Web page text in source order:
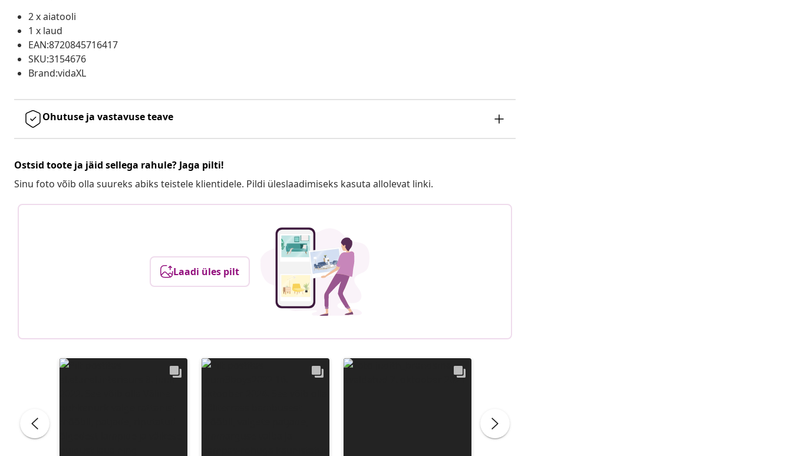
2 x aiatooli
1 x laud
EAN:8720845716417
SKU:3154676
Brand:vidaXL
Ohutuse ja vastavuse teave
Ostsid toote ja jäid sellega rahule? Jaga pilti!
Sinu foto võib olla suureks abiks teistele klientidele. Pildi üleslaadimiseks kasuta allolevat linki.
Laadi üles pilt